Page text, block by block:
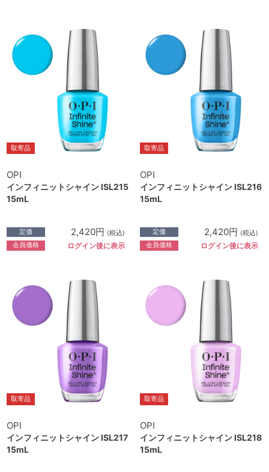
取寄品
OPI
インフィニットシャイン ISL215
15mL
定価 2,420円 (税込)
会員価格 ログイン後に表示
取寄品
OPI
インフィニットシャイン ISL216
15mL
定価 2,420円 (税込)
会員価格 ログイン後に表示
取寄品
OPI
インフィニットシャイン ISL217
15mL
取寄品
OPI
インフィニットシャイン ISL218
15mL